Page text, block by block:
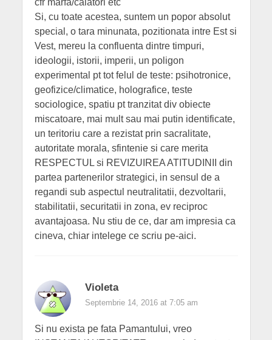
Si, cu toate acestea, suntem un popor absolut
special, o tara minunata, pozitionata intre Est si
Vest, mereu la confluenta dintre timpuri,
ideologii, istorii, imperii, un poligon
experimental pt tot felul de teste: psihotronice,
geofizice/climatice, holografice, teste
sociologice, spatiu pt tranzitat div obiecte
miscatoare, mai mult sau mai putin identificate,
un teritoriu care a rezistat prin sacralitate,
autoritate morala, sfintenie si care merita
RESPECTUL si REVIZUIREA ATITUDINII din
partea partenerilor strategici, in sensul de a
regandi sub aspectul neutralitatii, dezvoltarii,
stabilitatii, securitatii in zona, ev reciproc
avantajoasa. Nu stiu de ce, dar am impresia ca
cineva, chiar intelege ce scriu pe-aici.
Violeta
Septembrie 14, 2016 at 7:05 am
Si nu exista pe fata Pamantului, vreo